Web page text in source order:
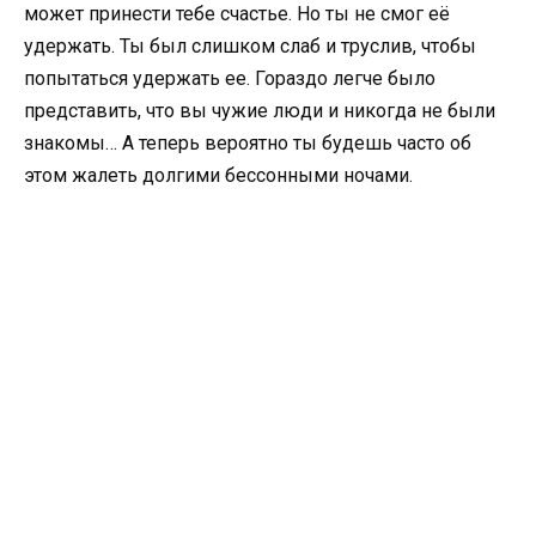
может принести тебе счастье. Но ты не смог её
удержать. Ты был слишком слаб и труслив, чтобы
попытаться удержать ее. Гораздо легче было
представить, что вы чужие люди и никогда не были
знакомы… А теперь вероятно ты будешь часто об
этом жалеть долгими бессонными ночами.